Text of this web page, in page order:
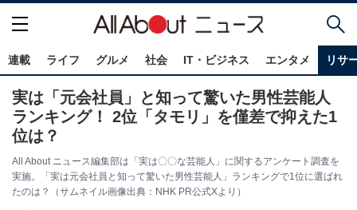
連載 ライフ グルメ 社会 IT・ビジネス エンタメ リサ
実は「元会社員」と知って驚いた男性芸能人
ランキング！ 2位「タモリ」を僅差で抑えた1
位は？
All About ニュース編集部は「実は〇〇な芸能人」に関するアンケート調査を
実施。「実は元会社員と知って驚いた男性芸能人」ランキングで1位に選ばれ
たのは？（サムネイル画像出典：NHK PR公式Xより）